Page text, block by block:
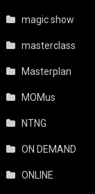
magic show
masterclass
Masterplan
MOMus
NTNG
ON DEMAND
ONLINE